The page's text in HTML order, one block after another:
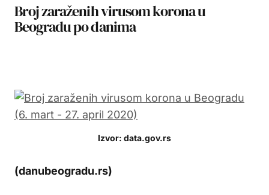
Broj zaraženih virusom korona u
Beogradu po danima
Izvor: data.gov.rs
(danubeogradu.rs)